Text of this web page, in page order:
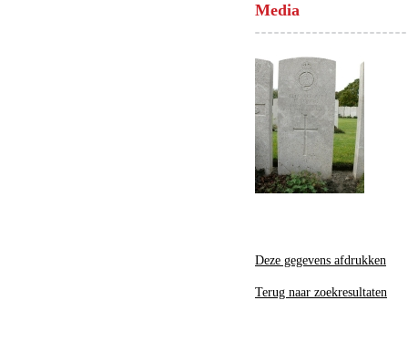
Media
Deze gegevens afdrukken
Terug naar zoekresultaten